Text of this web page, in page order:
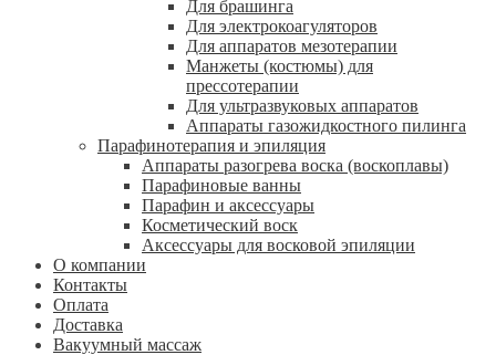
Для брашинга
Для электрокоагуляторов
Для аппаратов мезотерапии
Манжеты (костюмы) для
прессотерапии
Для ультразвуковых аппаратов
Аппараты газожидкостного пилинга
Парафинотерапия и эпиляция
Аппараты разогрева воска (воскоплавы)
Парафиновые ванны
Парафин и аксессуары
Косметический воск
Аксессуары для восковой эпиляции
О компании
Контакты
Оплата
Доставка
Вакуумный массаж